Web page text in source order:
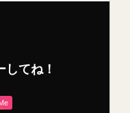
てね！